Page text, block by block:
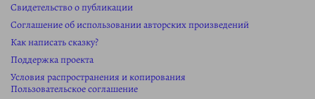
Свидетельство о публикации
Соглашение об использовании авторских произведений
Как написать сказку?
Поддержка проекта
Условия распространения и копирования
Пользовательское соглашение